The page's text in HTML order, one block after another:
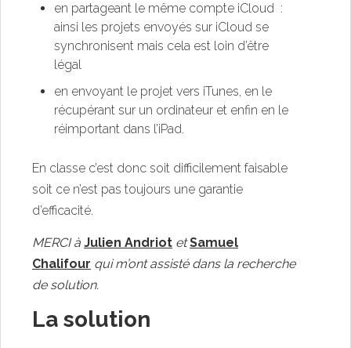
en partageant le même compte iCloud :
ainsi les projets envoyés sur iCloud se
synchronisent mais cela est loin d’être
légal
en envoyant le projet vers iTunes, en le
récupérant sur un ordinateur et enfin en le
réimportant dans l’iPad.
En classe c’est donc soit difficilement faisable
soit ce n’est pas toujours une garantie
d’efficacité.
MERCI à Julien Andriot etSamuel
Chalifour qui m’ont assisté dans la recherche
de solution.
La solution